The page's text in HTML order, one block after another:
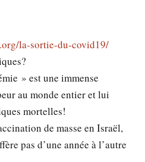
la-sortie-du-covid19/
» est une immense
au monde entier et lui
mortelles!
de masse en Israël,
pas d’une année à l’autre